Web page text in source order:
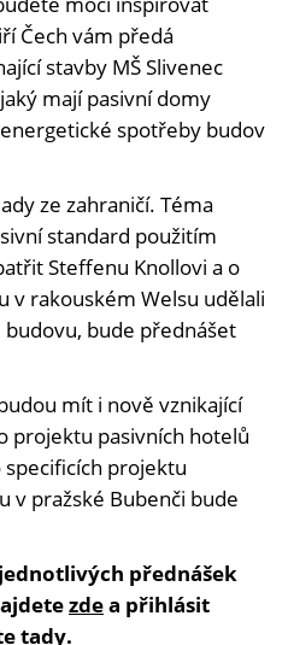
Čech vám předá
stavby MŠ Slivenec
mají pasivní domy
spotřeby budov
ze zahraničí. Téma
standard použitím
Steffenu Knollovi a o
v rakouském Welsu udělali
bude přednášet
mít i nově vznikající
projektu pasivních hotelů
projektu
v pražské Bubenči bude
přednášek
zdea přihlásit
tady.